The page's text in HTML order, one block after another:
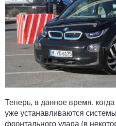
Теперь, в данное время,
уже устанавливаются
фронтального удара (в